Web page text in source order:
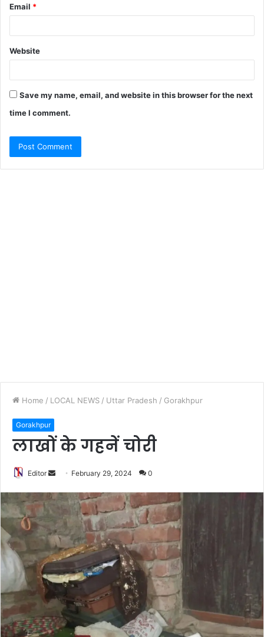
Email *
Website
Save my name, email, and website in this browser for the next
time I comment.